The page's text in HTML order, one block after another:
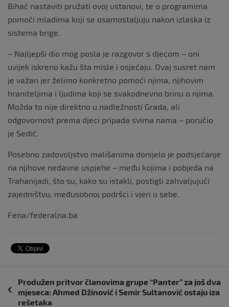
Bihać nastaviti pružati ovoj ustanovi, te o programima
pomoći mladima koji se osamostaljuju nakon izlaska iz
sistema brige.
– Najljepši dio mog posla je razgovor s djecom – oni
uvijek iskreno kažu šta misle i osjećaju. Ovaj susret nam
je važan jer želimo konkretno pomoći njima, njihovim
hraniteljima i ljudima koji se svakodnevno brinu o njima.
Možda to nije direktno u nadležnosti Grada, ali
odgovornost prema djeci pripada svima nama – poručio
je Sedić.
Posebno zadovoljstvo mališanima donijelo je podsjećanje
na njihove nedavne uspjehe – među kojima i pobjeda na
Trahanijadi, što su, kako su istakli, postigli zahvaljujući
zajedništvu, međusobnoj podršci i vjeri u sebe.
Fena/federalna.ba
objava
Produžen pritvor članovima grupe “Panter” za još dva
mjeseca: Ahmed Džinović i Semir Sultanović ostaju iza
rešetaka